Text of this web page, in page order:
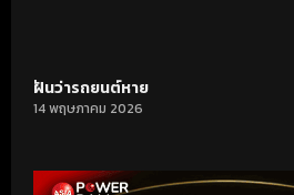
ฝันว่ารถยนต์หาย
14 พฤษภาคม 2026